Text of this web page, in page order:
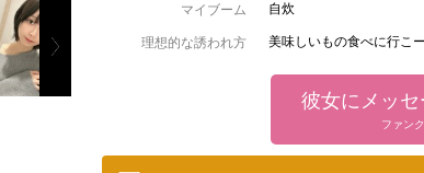
マイブーム 自炊
理想的な誘われ方 美味しいもの食べに行こー
ご飯がおいしいところ
気持ちがこもってたらな
彼女にメッ
ファン